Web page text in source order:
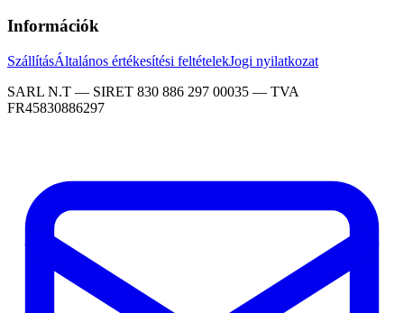
Információk
SzállításÁltalános értékesítési feltételekJogi nyilatkozat
SARL N.T — SIRET 830 886 297 00035 — TVA
FR45830886297